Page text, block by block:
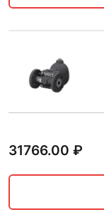
31766.00 ₽